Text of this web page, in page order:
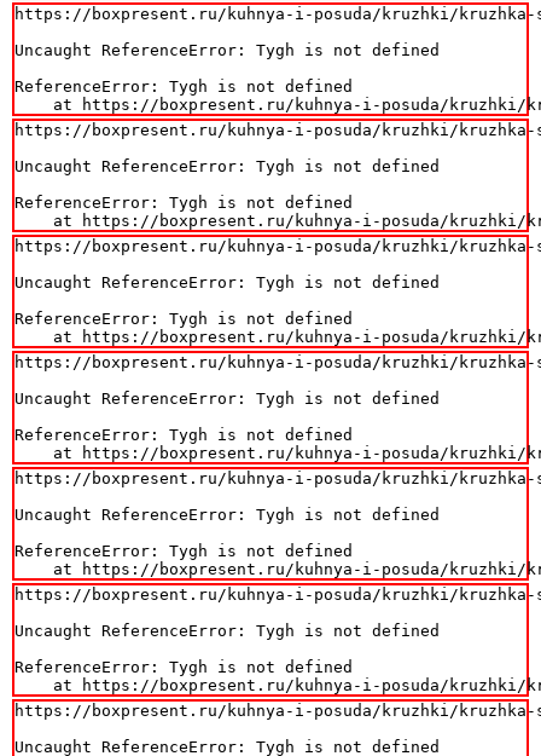
https://boxpresent.ru/kuhnya-i-posuda/kruzhki/
Uncaught ReferenceError: Tygh is not defined
ReferenceError: Tygh is not defined
at https://boxpresent.ru/kuhnya-i-posuda/
https://boxpresent.ru/kuhnya-i-posuda/kruzhki/
Uncaught ReferenceError: Tygh is not defined
ReferenceError: Tygh is not defined
at https://boxpresent.ru/kuhnya-i-posuda/
https://boxpresent.ru/kuhnya-i-posuda/kruzhki/
Uncaught ReferenceError: Tygh is not defined
ReferenceError: Tygh is not defined
at https://boxpresent.ru/kuhnya-i-posuda/
https://boxpresent.ru/kuhnya-i-posuda/kruzhki/
Uncaught ReferenceError: Tygh is not defined
ReferenceError: Tygh is not defined
at https://boxpresent.ru/kuhnya-i-posuda/
https://boxpresent.ru/kuhnya-i-posuda/kruzhki/
Uncaught ReferenceError: Tygh is not defined
ReferenceError: Tygh is not defined
at https://boxpresent.ru/kuhnya-i-posuda/
https://boxpresent.ru/kuhnya-i-posuda/kruzhki/
Uncaught ReferenceError: Tygh is not defined
ReferenceError: Tygh is not defined
at https://boxpresent.ru/kuhnya-i-posuda/
https://boxpresent.ru/kuhnya-i-posuda/kruzhki/
Uncaught ReferenceError: Tygh is not defined